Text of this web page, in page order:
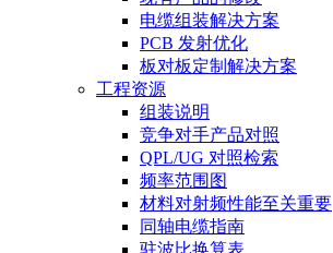
电缆组装解决方案
PCB 发射优化
板对板定制解决方案
工程资源
组装说明
竞争对手产品对照
QPL/UG 对照检索
频率范围图
材料对射频性能至关重要
同轴电缆指南